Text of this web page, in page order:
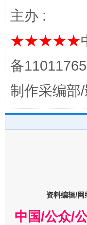
法徽映军营
主办 :
★★★★★
备
制作采编部
资料编辑/网
中国/公众/